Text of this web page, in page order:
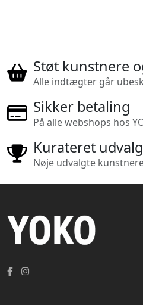
Støt kunstnere
Alle indtægter går
Sikker betaling
På alle webshops hos
Kurateret udvalg
Nøje udvalgte